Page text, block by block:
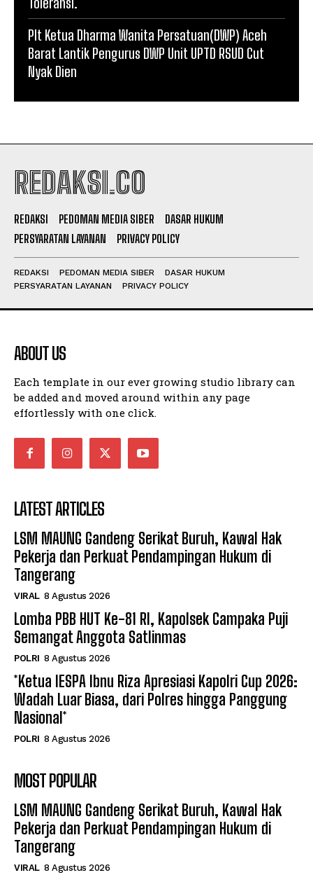
Plt Ketua Dharma Wanita Persatuan(DWP) Aceh
Barat Lantik Pengurus DWP Unit UPTD RSUD Cut
Nyak Dien
REDAKSI.CO
REDAKSI PEDOMAN MEDIA SIBER
DASAR HUKUM
PERSYARATAN LAYANAN
PRIVACY POLICY
REDAKSI PEDOMAN MEDIA SIBER
DASAR HUKUM
PERSYARATAN LAYANAN
PRIVACY POLICY
ABOUT US
Each template in our ever growing studio library can
be added and moved around within any page
effortlessly with one click.
LATEST ARTICLES
LSM MAUNG Gandeng Serikat Buruh, Kawal Hak
Pekerja dan Perkuat Pendampingan Hukum di
Tangerang
VIRAL 8 Agustus 2026
Lomba PBB HUT Ke-81 RI, Kapolsek Campaka Puji
Semangat Anggota Satlinmas
POLRI 8 Agustus 2026
*Ketua IESPA Ibnu Riza Apresiasi Kapolri Cup 2026:
Wadah Luar Biasa, dari Polres hingga Panggung
Nasional*
POLRI 8 Agustus 2026
MOST POPULAR
LSM MAUNG Gandeng Serikat Buruh, Kawal Hak
Pekerja dan Perkuat Pendampingan Hukum di
Tangerang
VIRAL 8 Agustus 2026